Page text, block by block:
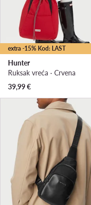
extra -15% Kod: LAST
Hunter
Ruksak vreća · Crvena
39,99€